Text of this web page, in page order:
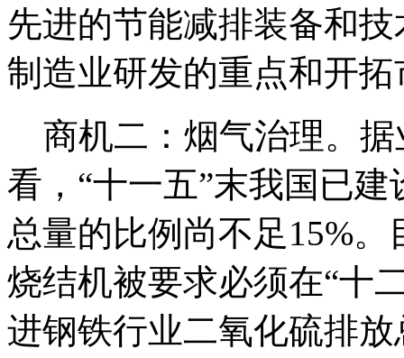
先进的节能减排装备和
制造业研发的重点和开
商机二：烟气治理。据
看，“十一五”末我国已
总量的比例尚不足15%
烧结机被要求必须在“十
进钢铁行业二氧化硫排